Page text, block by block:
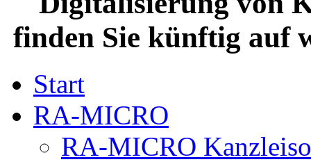
finden Sie künftig auf
Start
RA-MICRO
RA-MICRO